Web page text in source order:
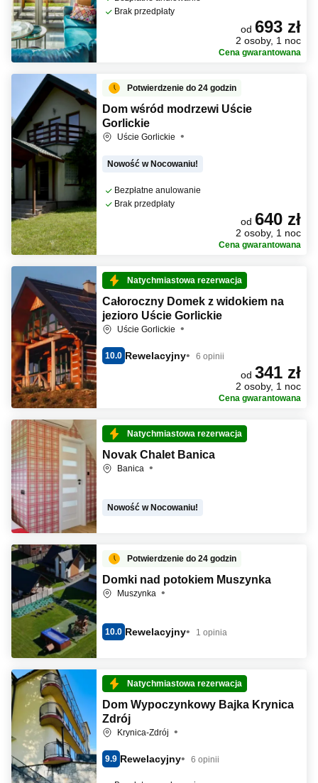
Brak przedpłaty
od 693 zł
2 osoby, 1 noc
Cena gwarantowana
Potwierdzenie do 24 godzin
Dom wśród modrzewi Uście
Gorlickie
Uście Gorlickie
Nowość w Nocowaniu!
Bezpłatne anulowanie
Brak przedpłaty
od 640 zł
2 osoby, 1 noc
Cena gwarantowana
Natychmiastowa rezerwacja
Całoroczny Domek z widokiem na
jezioro Uście Gorlickie
Uście Gorlickie
10.0 Rewelacyjny 6 opinii
od 341 zł
2 osoby, 1 noc
Cena gwarantowana
Natychmiastowa rezerwacja
Novak Chalet Banica
Banica
Nowość w Nocowaniu!
Potwierdzenie do 24 godzin
Domki nad potokiem Muszynka
Muszynka
10.0 Rewelacyjny 1 opinia
Natychmiastowa rezerwacja
Dom Wypoczynkowy Bajka Krynica
Zdrój
Krynica-Zdrój
9.9 Rewelacyjny 6 opinii